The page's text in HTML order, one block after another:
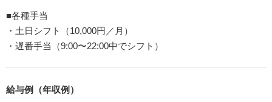
■各種手当
・土日シフト（10,000円／月）
・遅番手当（9:00〜22:00中でシフト）
給与例（年収例）